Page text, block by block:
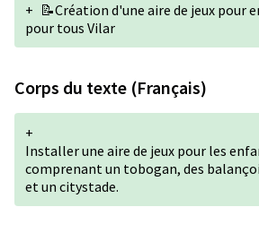
+ 📝Création d'une aire de jeux pour
pour tous Vilar
Corps du texte (Français)
+
Installer une aire de jeux pour les
comprenant un tobogan, des
et un citystade.